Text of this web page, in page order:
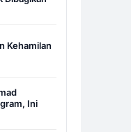
Kehamilan
Ini